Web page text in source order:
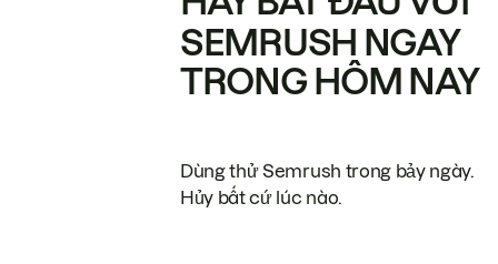
SEMRUSH NGAY
TRONG HÔM NAY
Dùng thử Semrush trong bảy ngày.
Hủy bất cứ lúc nào.